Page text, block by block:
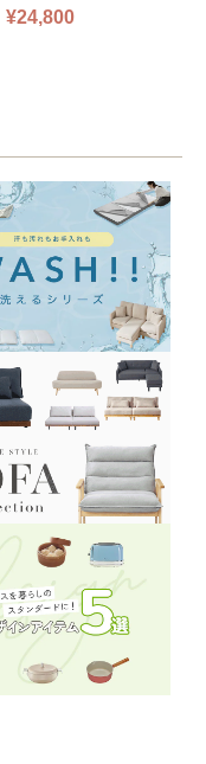
掛けソファ O’HANA ソ
¥24,800